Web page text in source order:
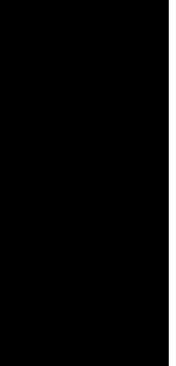
unghie
unghie